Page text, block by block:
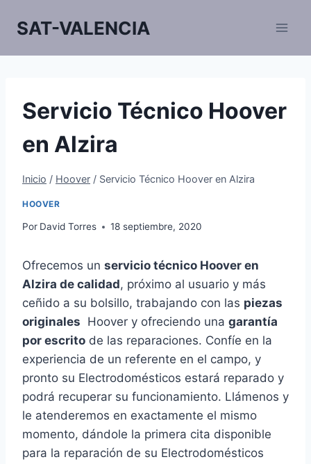
SAT-VALENCIA
Servicio Técnico Hoover
en Alzira
Inicio / Hoover / Servicio Técnico Hoover en Alzira
HOOVER
Por David Torres 18 septiembre, 2020
Ofrecemos un servicio técnico Hoover en
Alzira de calidad, próximo al usuario y más
ceñido a su bolsillo, trabajando con las piezas
originales Hoover y ofreciendo una garantía
por escrito de las reparaciones. Confíe en la
experiencia de un referente en el campo, y
pronto su Electrodomésticos estará reparado y
podrá recuperar su funcionamiento. Llámenos y
le atenderemos en exactamente el mismo
momento, dándole la primera cita disponible
para la reparación de su Electrodomésticos